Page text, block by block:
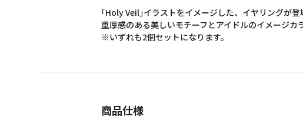
｢Holy Veil｣イラストをイメージした、イヤリングが登
重厚感のある美しいモチーフとアイドルのイメージカ
※いずれも2個セットになります。
商品仕様